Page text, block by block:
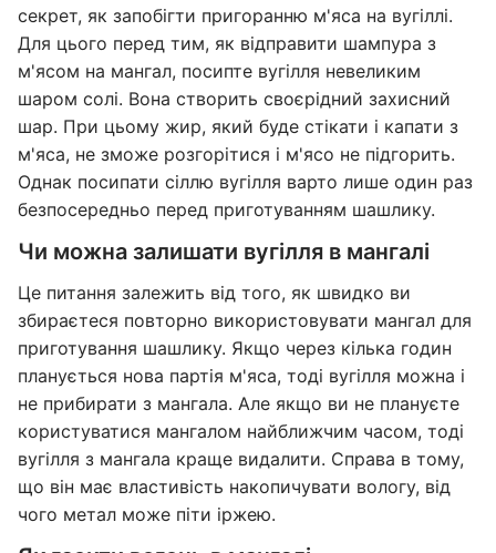
секрет, як запобігти пригоранню м'яса на вугіллі.
Для цього перед тим, як відправити шампура з
м'ясом на мангал, посипте вугілля невеликим
шаром солі. Вона створить своєрідний захисний
шар. При цьому жир, який буде стікати і капати з
м'яса, не зможе розгорітися і м'ясо не підгорить.
Однак посипати сіллю вугілля варто лише один раз
безпосередньо перед приготуванням шашлику.
Чи можна залишати вугілля в мангалі
Це питання залежить від того, як швидко ви
збираєтеся повторно використовувати мангал для
приготування шашлику. Якщо через кілька годин
планується нова партія м'яса, тоді вугілля можна і
не прибирати з мангала. Але якщо ви не плануєте
користуватися мангалом найближчим часом, тоді
вугілля з мангала краще видалити. Справа в тому,
що він має властивість накопичувати вологу, від
чого метал може піти іржею.